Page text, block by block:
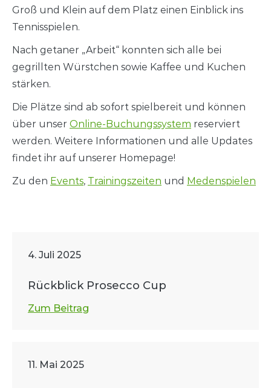
Groß und Klein auf dem Platz einen Einblick ins
Tennisspielen.
Nach getaner „Arbeit“ konnten sich alle bei
gegrillten Würstchen sowie Kaffee und Kuchen
stärken.
Die Plätze sind ab sofort spielbereit und können
über unser Online-Buchungssystem reserviert
werden. Weitere Informationen und alle Updates
findet ihr auf unserer Homepage!
Zu den Events, Trainingszeiten und Medenspielen
4. Juli 2025
Rückblick Prosecco Cup
Zum Beitrag
11. Mai 2025